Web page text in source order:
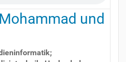
Mohammad und